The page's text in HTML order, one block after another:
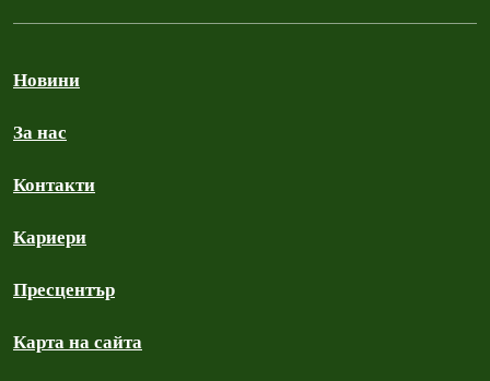
Новини
За нас
Контакти
Кариери
Пресцентър
Карта на сайта